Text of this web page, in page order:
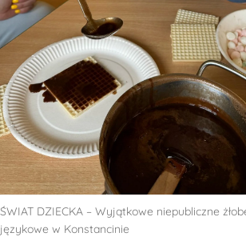
ŚWIAT DZIECKA – Wyjątkowe niepubliczne
językowe w Konstancinie